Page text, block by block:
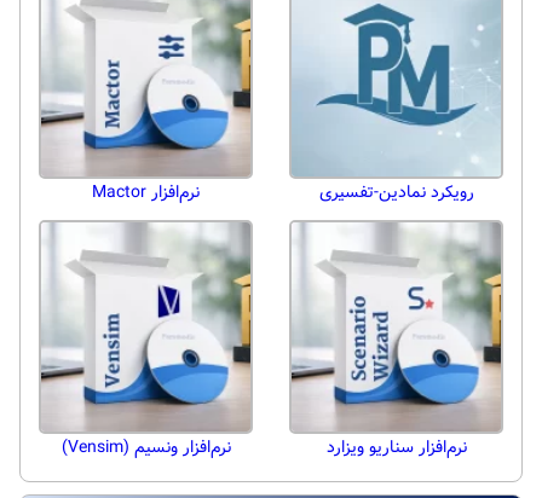
رویکرد نمادین-تفسیری نرم‌افزار Mactor
نرم‌افزار سناریو ویزارد نرم‌افزار ونسیم (Vensim)